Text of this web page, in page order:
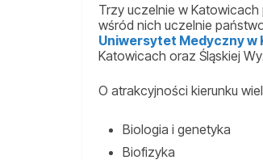
Trzy uczelnie w
wśród nich uczelnie
Uniwersytet Medyczny w
Katowicach oraz Śląskiej
O atrakcyjności kierunku
Biologia i genetyka
Biofizyka